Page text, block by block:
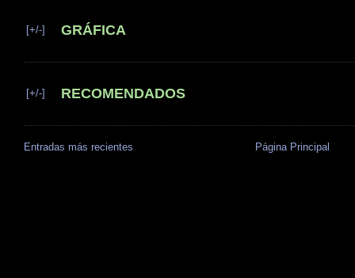
[+/-] GRÁFICA
[+/-] RECOMENDADOS
Entradas más recientes Página Principal